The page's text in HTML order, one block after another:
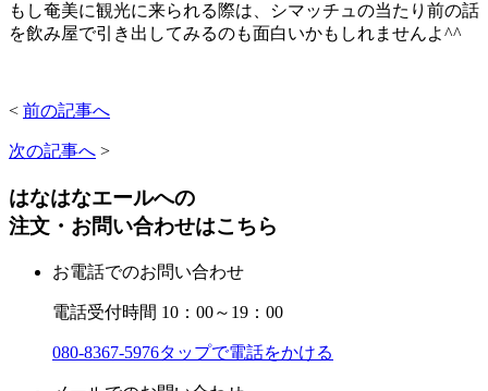
もし奄美に観光に来られる際は、シマッチュの当たり前の話
を飲み屋で引き出してみるのも面白いかもしれませんよ^^
< 前の記事へ
次の記事へ >
はなはなエールへの
注文・お問い合わせはこちら
お電話でのお問い合わせ
電話受付時間 10：00～19：00
080-8367-5976タップで電話をかける